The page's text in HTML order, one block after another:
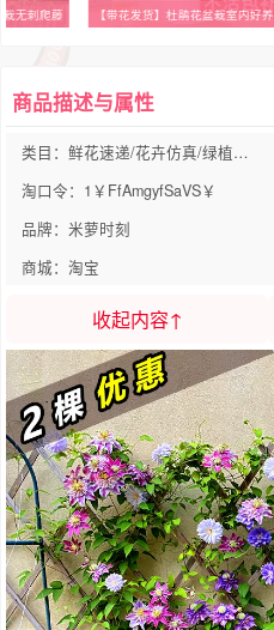
无刺爬藤 【带花发货】杜鹃花盆栽室内好养
商品描述与属性
类目：鲜花速递/花卉仿真/绿植园艺
淘口令：1￥FfAmgyfSaVS￥
品牌：米萝时刻
商城：淘宝
收起内容↑